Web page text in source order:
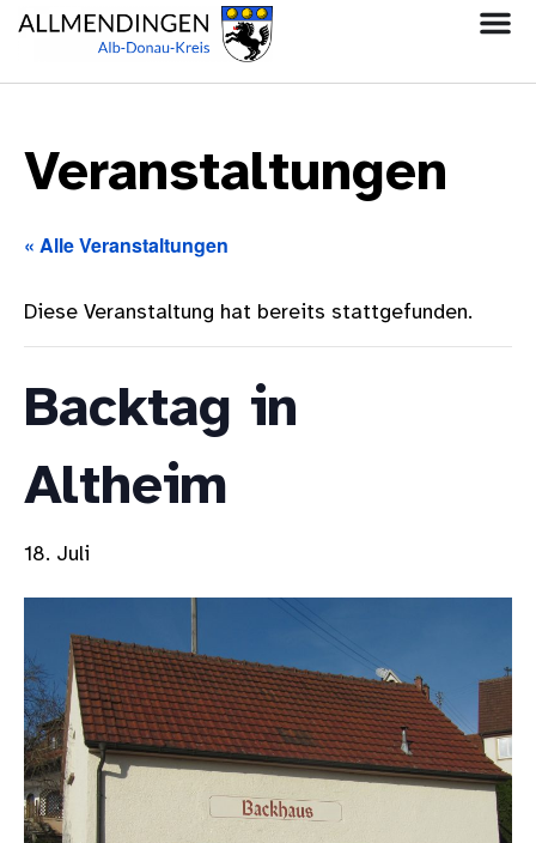
Veranstaltungen
« Alle Veranstaltungen
Diese Veranstaltung hat bereits stattgefunden.
Backtag in
Altheim
18. Juli